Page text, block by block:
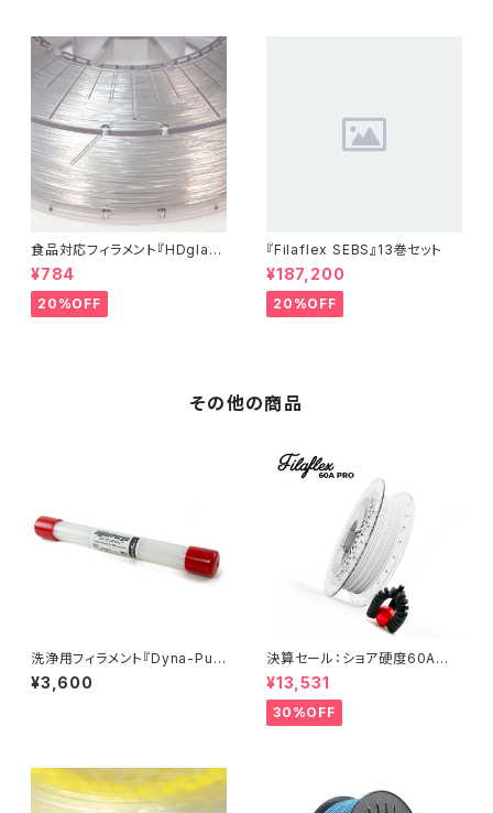
食品対応フィラメント『HDglas
s』：お試しサンプル 10M
¥784
20%OFF
『Filaflex SEBS』13巻セット
¥187,200
20%OFF
その他の商品
洗浄用フィラメント『Dyna-Pur
ge 3D Clean』パッケージ版
¥3,600
決算セール：ショア硬度60A高
弾性フィラメント『Filaflex 60
A』
¥13,531
30%OFF